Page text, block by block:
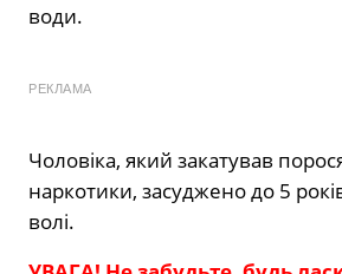
води.
РЕКЛАМА
Чоловіка, який закатував
наркотики, засуджено до 5
волі.